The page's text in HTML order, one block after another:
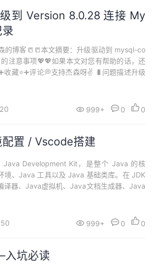
到 Version 8.0.28 连接 My
的博客📒📒本文摘要：升级驱动到 mysql-co
注意事项💖💖如果本文对您有帮助的话，还
收藏⭐➕评论💭支持杰森呀✌️ 🐛问题描述升级
connector-java-5.1.48 ...
999+ 0 0
置 / Vscode搭建
Java Development Kit，是整个 Java 的核
境、Java 工具以及 Java 基础类库。在 JDK
译器、Java虚拟机、Java文档生成器、Java
具，将相关类文件打包为一个文件；javado
999+ 0 0
坑必读